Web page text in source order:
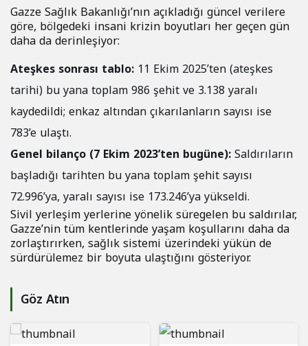
Gazze Sağlık Bakanlığı’nın açıkladığı güncel verilere
göre, bölgedeki insani krizin boyutları her geçen gün
daha da derinleşiyor:
Ateşkes sonrası tablo: 11 Ekim 2025’ten (ateşkes
tarihi) bu yana toplam 986 şehit ve 3.138 yaralı
kaydedildi; enkaz altından çıkarılanların sayısı ise
783’e ulaştı.
Genel bilanço (7 Ekim 2023’ten bugüne):Saldırıların
başladığı tarihten bu yana toplam şehit sayısı
72.996’ya, yaralı sayısı ise 173.246’ya yükseldi.
Sivil yerleşim yerlerine yönelik süregelen bu saldırılar,
Gazze’nin tüm kentlerinde yaşam koşullarını daha da
zorlaştırırken, sağlık sistemi üzerindeki yükün de
sürdürülemez bir boyuta ulaştığını gösteriyor.
Göz Atın